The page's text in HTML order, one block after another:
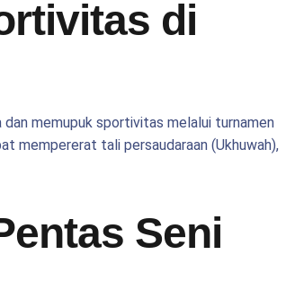
di
memupuk sportivitas melalui turnamen
mempererat tali persaudaraan (Ukhuwah),
Seni